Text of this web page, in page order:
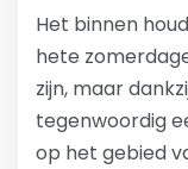
Het binnen
hete
zijn, maar
tegenwoordig
op het gebied